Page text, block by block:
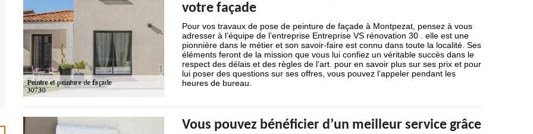
votre façade
Pour vos travaux de pose de peinture de façade à Montpezat, pensez à vous
adresser à l’équipe de l’entreprise Entreprise VS rénovation 30 . elle est une
pionnière dans le métier et son savoir-faire est connu dans toute la localité. Ses
éléments feront de la mission que vous lui confiez un véritable succès dans le
respect des délais et des règles de l’art. pour en savoir plus sur ses prix et pour
lui poser des questions sur ses offres, vous pouvez l’appeler pendant les
heures de bureau.
Vous pouvez bénéficier d’un meilleur service grâce